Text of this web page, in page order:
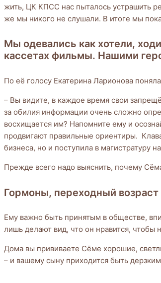
жить, ЦК КПСС нас пыталось устрашить
же мы никого не слушали. В итоге мы
Мы одевались как хотели,
кассетах фильмы. Нашими
По её голосу Екатерина Ларионова
– Вы видите, в каждое время свои
за обилия информации очень сложно
восхищается им? Напомните ему и
продвигают правильные ориентиры.
бизнеса, но и поступила в магистратуру
Прежде всего надо выяснить, почему
Гормоны, переходный возраст
Ему важно быть принятым в обществе,
лишь делают вид, что он нравится, чтобы
Дома вы прививаете Сёме хорошие,
– и вашему сыну приходится быть